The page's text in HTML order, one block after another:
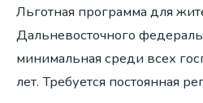
Льготная программа для
Дальневосточного
минимальная среди всех
лет. Требуется постоянная